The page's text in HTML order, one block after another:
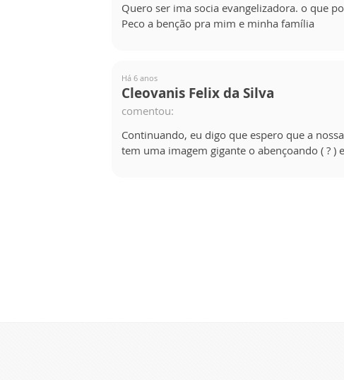
Quero ser ima socia evangelizadora. o que
Peco a benção pra mim e minha família
Há 6 anos
Cleovanis Felix da Silva
comentou:
Continuando, eu digo que espero que a
tem uma imagem gigante o abençoando ( ? )